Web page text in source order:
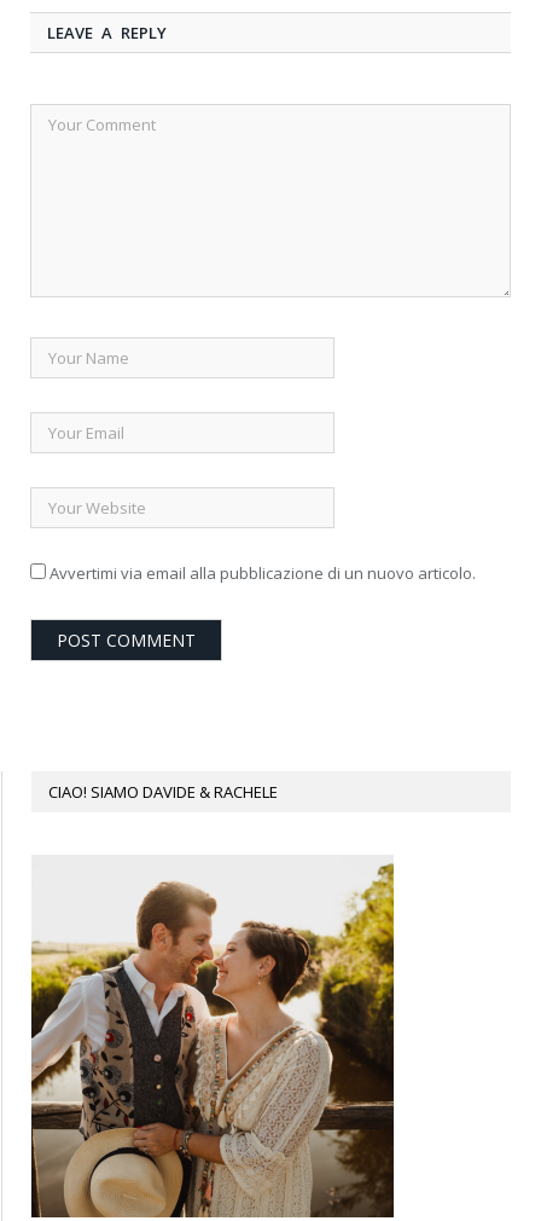
LEAVE A REPLY
Avvertimi via email alla pubblicazione di un nuovo articolo.
CIAO! SIAMO DAVIDE & RACHELE